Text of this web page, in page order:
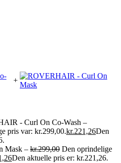
+
- Curl On Co-Wash –
pris var: kr.299,00.kr.221,26Den
Mask – kr.299,00 Den oprindelige
Den aktuelle pris er: kr.221,26.